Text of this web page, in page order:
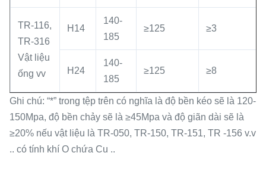
TR-116,
TR-316
Vật liệu
ống vv
H14
140-
185
≥125 ≥3
H24
140-
185
≥125 ≥8
Ghi chú: “*” trong tệp trên có nghĩa là độ bền kéo sẽ là 120-
150Mpa, độ bền chảy sẽ là ≥45Mpa và độ giãn dài sẽ là
≥20% nếu vật liệu là TR-050, TR-150, TR-151, TR -156 v.v
.. có tính khí O chứa Cu ..